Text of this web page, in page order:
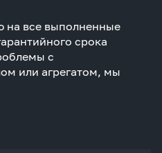
на все выполненные
срока
с
или агрегатом, мы